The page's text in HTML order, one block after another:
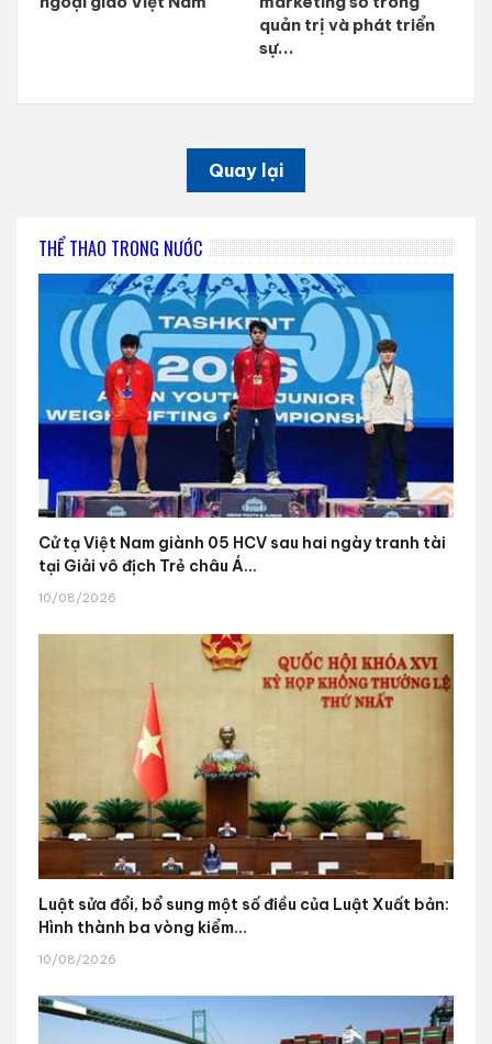
quản trị và phát triển
sự...
Quay lại
THỂ THAO TRONG NƯỚC
Cử tạ Việt Nam giành 05 HCV sau hai ngày tranh tài
tại Giải vô địch Trẻ châu Á...
10/08/2026
Luật sửa đổi, bổ sung một số điều của Luật Xuất bản:
Hình thành ba vòng kiểm...
10/08/2026